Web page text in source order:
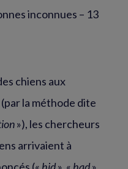
inconnues – 13
chiens aux
la méthode dite
»), les chercheurs
arrivaient à